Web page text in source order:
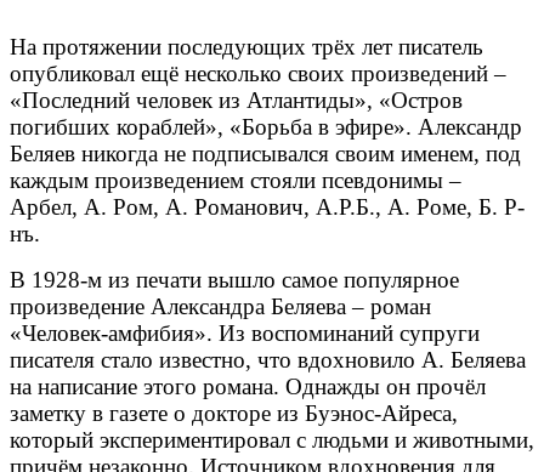
На протяжении последующих трёх лет писатель
опубликовал ещё несколько своих произведений –
«Последний человек из Атлантиды», «Остров
погибших кораблей», «Борьба в эфире». Александр
Беляев никогда не подписывался своим именем, под
каждым произведением стояли псевдонимы –
Арбел, А. Ром, А. Романович, А.Р.Б., А. Роме, Б. Р-
нъ.
В 1928-м из печати вышло самое популярное
произведение Александра Беляева – роман
«Человек-амфибия». Из воспоминаний супруги
писателя стало известно, что вдохновило А. Беляева
на написание этого романа. Однажды он прочёл
заметку в газете о докторе из Буэнос-Айреса,
который экспериментировал с людьми и животными,